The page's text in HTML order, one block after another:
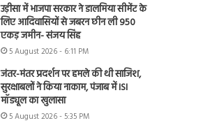
उड़ीसा में भाजपा सरकार ने डालमिया सीमेंट के
लिए आदिवासियों से जबरन छीन ली 950
एकड़ जमीन- संजय सिंह
5 August 2026 - 6:11 PM
जंतर-मंतर प्रदर्शन पर हमले की थी साजिश,
सुरक्षाबलों ने किया नाकाम, पंजाब में ISI
मॉड्यूल का खुलासा
5 August 2026 - 5:35 PM